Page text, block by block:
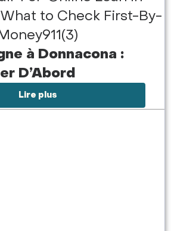
à Donnacona :
D’Abord
Lire plus